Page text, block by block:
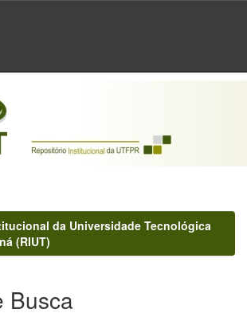
da Universidade Tecnológica
(RIUT)
Busca